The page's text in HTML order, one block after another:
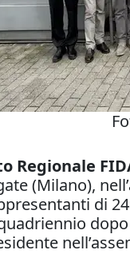
Regionale
(Milano),
di